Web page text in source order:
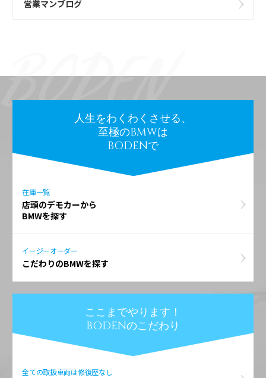
営業マンブログ
人生をわくわくさせる、
至極のBMWは
BODENで
在庫一覧
店頭のデモカーから
BMWを探す
イージーオーダー
こだわりのBMWを探す
ここまでやります！
BODENのこだわり
全ての取扱車両は修復歴なし